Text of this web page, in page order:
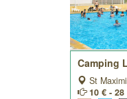
Camping
St
10 € - 28